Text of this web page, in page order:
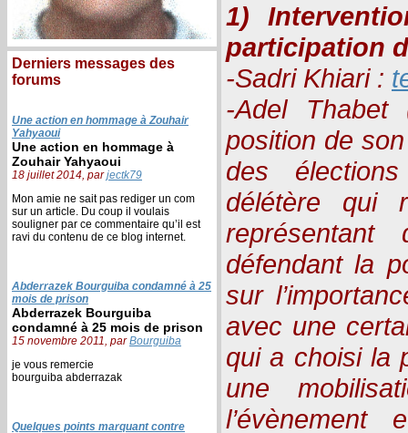
Derniers messages des
forums
Une action en hommage à Zouhair
Yahyaoui
Une action en hommage à
Zouhair Yahyaoui
18 juillet 2014, parjectk79
Mon amie ne sait pas rediger un com
sur un article. Du coup il voulais
souligner par ce commentaire qu’il est
ravi du contenu de ce blog internet.
Abderrazek Bourguiba condamné à 25
mois de prison
Abderrazek Bourguiba
condamné à 25 mois de prison
15 novembre 2011, parBourguiba
je vous remercie
bourguiba abderrazak
Quelques points marquant contre
1)
participation
-Sadri Khiari :
-Adel
position de
des
délétère qui
défendant la
sur
avec une
qui a choisi la
une
l’évènement